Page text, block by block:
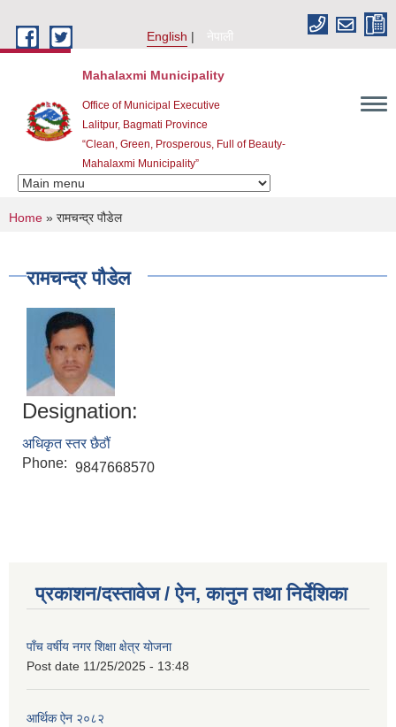
English
नेपाली
Mahalaxmi Municipality
Office of Municipal Executive
Lalitpur, Bagmati Province
“Clean, Green, Prosperous, Full of Beauty-
Mahalaxmi Municipality”
You are here
Home » रामचन्द्र पौडेल
रामचन्द्र पौडेल
Designation:
अधिकृत स्तर छैठौं
Phone: 9847668570
प्रकाशन/दस्तावेज / ऐन, कानुन तथा निर्देशिका
पाँच वर्षीय नगर शिक्षा क्षेत्र योजना
Post date 11/25/2025 - 13:48
आर्थिक ऐन २०८२